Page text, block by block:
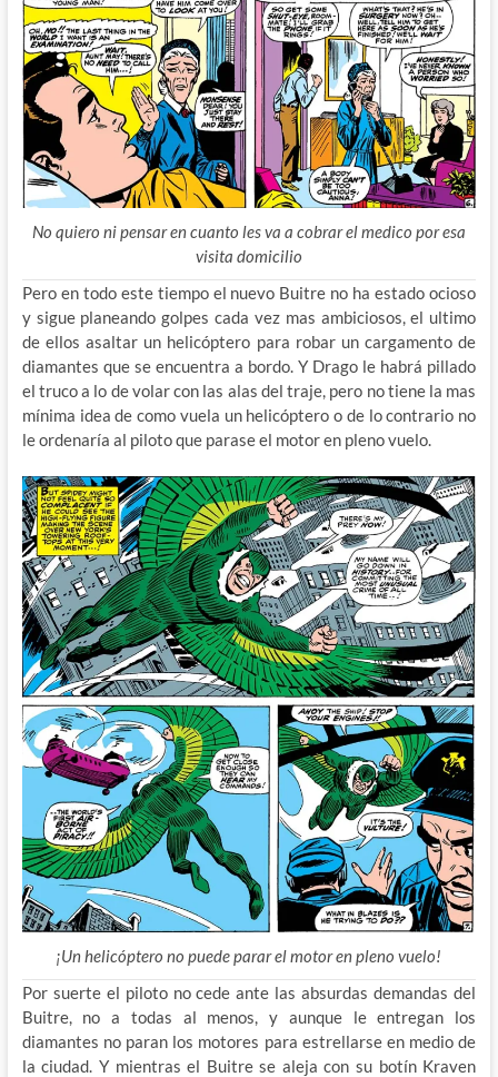
No quiero ni pensar en cuanto les va a cobrar el medico por esa
visita domicilio
Pero en todo este tiempo el nuevo Buitre no ha estado ocioso
y sigue planeando golpes cada vez mas ambiciosos, el ultimo
de ellos asaltar un helicóptero para robar un cargamento de
diamantes que se encuentra a bordo. Y Drago le habrá pillado
el truco a lo de volar con las alas del traje, pero no tiene la mas
mínima idea de como vuela un helicóptero o de lo contrario no
le ordenaría al piloto que parase el motor en pleno vuelo.
¡Un helicóptero no puede parar el motor en pleno vuelo!
Por suerte el piloto no cede ante las absurdas demandas del
Buitre, no a todas al menos, y aunque le entregan los
diamantes no paran los motores para estrellarse en medio de
la ciudad. Y mientras el Buitre se aleja con su botín Kraven